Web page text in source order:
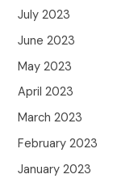
July 2023
June 2023
May 2023
April 2023
March 2023
February 2023
January 2023